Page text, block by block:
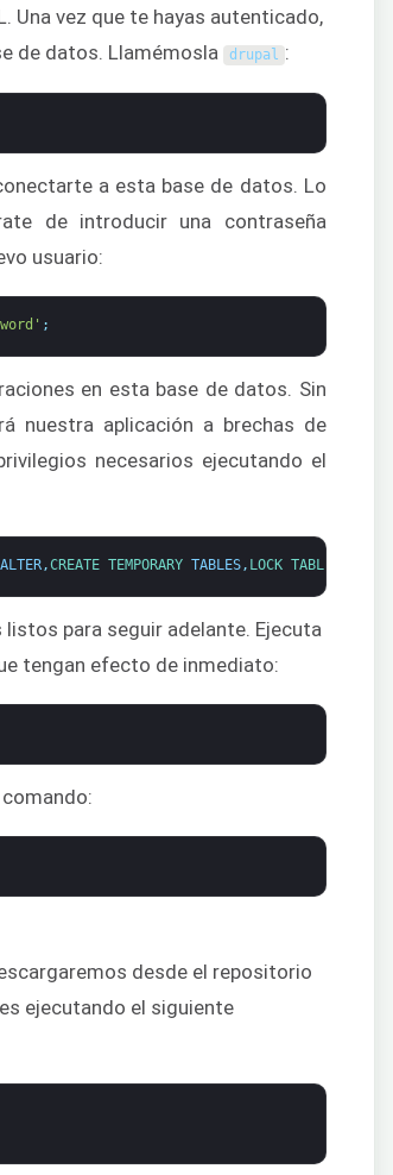
Una vez que te hayas autenticado,
de datos. Llamémosla drupal :
a esta base de datos. Lo
de introducir una contraseña
usuario:
;
en esta base de datos. Sin
nuestra aplicación a brechas de
necesarios ejecutando el
ALTER,CREATE TEMPORARY TABLES, LOCK TABLES
para seguir adelante. Ejecuta
tengan efecto de inmediato:
desde el repositorio
ejecutando el siguiente